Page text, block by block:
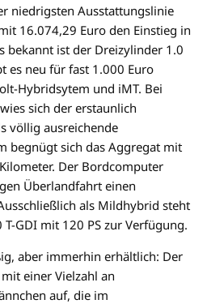
niedrigsten Ausstattungslinie
16.074,29 Euro den Einstieg in
bekannt ist der Dreizylinder 1.0
es neu für fast 1.000 Euro
Hybridsytem und iMT. Bei
sich der erstaunlich
völlig ausreichende
begnügt sich das Aggregat mit
Der Bordcomputer
Überlandfahrt einen
als Mildhybrid steht
GDI mit 120 PS zur Verfügung.
aber immerhin erhältlich: Der
einer Vielzahl an
auf, die im